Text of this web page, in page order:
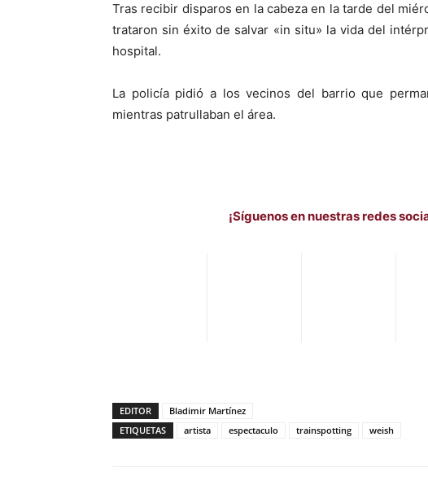
Tras recibir disparos en la cabeza en la tarde del
trataron sin éxito de salvar «in situ» la vida del
hospital.
La policía pidió a los vecinos del barrio que
mientras patrullaban el área.
¡Síguenos en nuestras redes
EDITOR
Bladimir Martínez
ETIQUETAS
artista espectaculo trainspotting weish